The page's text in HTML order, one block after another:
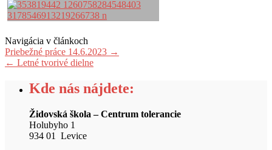
Navigácia v článkoch
Priebežné práce 14.6.2023 →
← Letné tvorivé dielne
Kde nás nájdete:
Židovská škola – Centrum tolerancie
Holubyho 1
934 01 Levice